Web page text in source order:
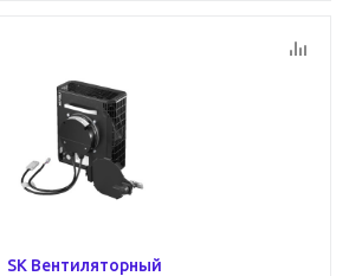
SK Вентиляторный